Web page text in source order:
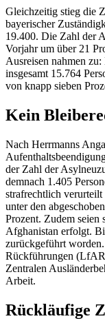
Gleichzeitig stieg die
bayerischer
19.400. Die Zahl der
Vorjahr um über 21
Ausreisen nahmen
insgesamt 15.764
von knapp sieben
Kein
Nach Herrmanns
der Zahl der
demnach 1.405
strafrechtlich
unter den
Prozent. Zudem seien
Afghanistan erfolgt.
zurückgeführt
Rückführungen
Zentralen
Arbeit.
Rückläufige